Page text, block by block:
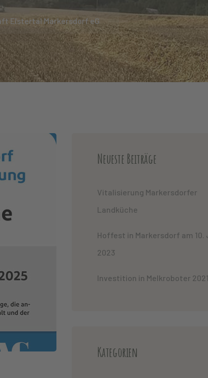
Elstertal Markersdorf eG
Neueste Beiträge
Vitalisierung Markersdorfer
Landküche
Hoffest in Markersdorf am 10.
2023
Investition in Melkroboter 2021
Kategorien